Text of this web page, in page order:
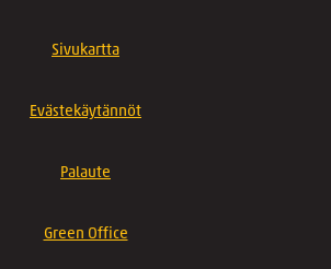
Sivukartta
Evästekäytännöt
Palaute
Green Office